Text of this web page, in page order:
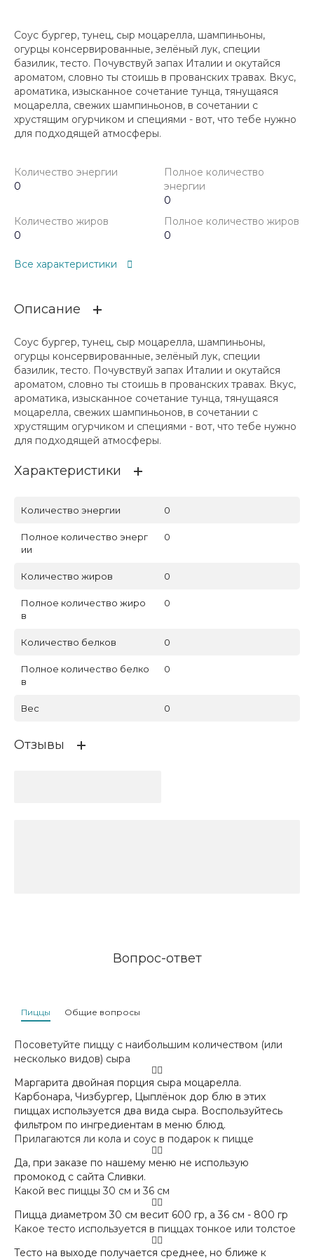
Соус бургер, тунец, сыр моцарелла, шампиньоны,
огурцы консервированные, зелёный лук, специи
базилик, тесто. Почувствуй запах Италии и окутайся
ароматом, словно ты стоишь в прованских травах. Вкус,
ароматика, изысканное сочетание тунца, тянущаяся
моцарелла, свежих шампиньонов, в сочетании с
хрустящим огурчиком и специями - вот, что тебе нужно
для подходящей атмосферы.
Количество энергии
0
Полное количество
энергии
0
Количество жиров
0
Полное количество жиров
0
Все характеристики
Описание
Соус бургер, тунец, сыр моцарелла, шампиньоны,
огурцы консервированные, зелёный лук, специи
базилик, тесто. Почувствуй запах Италии и окутайся
ароматом, словно ты стоишь в прованских травах. Вкус,
ароматика, изысканное сочетание тунца, тянущаяся
моцарелла, свежих шампиньонов, в сочетании с
хрустящим огурчиком и специями - вот, что тебе нужно
для подходящей атмосферы.
Характеристики
Количество энергии 0
Полное количество энерг
ии
0
Количество жиров 0
Полное количество жиро
в
0
Количество белков 0
Полное количество белко
в
0
Вес 0
Отзывы
Вопрос-ответ
Пиццы Общие вопросы
Посоветуйте пиццу с наибольшим количеством (или
несколько видов) сыра
Маргарита двойная порция сыра моцарелла.
Карбонара, Чизбургер, Цыплёнок дор блю в этих
пиццах используется два вида сыра. Воспользуйтесь
фильтром по ингредиентам в меню блюд.
Прилагаются ли кола и соус в подарок к пицце
Да, при заказе по нашему меню не использую
промокод с сайта Сливки.
Какой вес пиццы 30 см и 36 см
Пицца диаметром 30 см весит 600 гр, а 36 см - 800 гр
Какое тесто используется в пиццах тонкое или толстое
Тесто на выходе получается среднее, но ближе к